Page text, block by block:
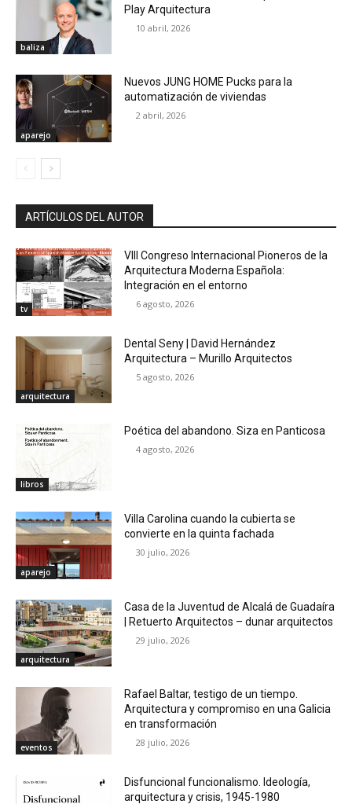
baliza
Play Arquitectura
10 abril, 2026
aparejo
Nuevos JUNG HOME Pucks para la
automatización de viviendas
2 abril, 2026
ARTÍCULOS DEL AUTOR
tv
VIII Congreso Internacional Pioneros de la
Arquitectura Moderna Española:
Integración en el entorno
6 agosto, 2026
arquitectura
Dental Seny | David Hernández
Arquitectura – Murillo Arquitectos
5 agosto, 2026
libros
Poética del abandono. Siza en Panticosa
4 agosto, 2026
aparejo
Villa Carolina cuando la cubierta se
convierte en la quinta fachada
30 julio, 2026
arquitectura
Casa de la Juventud de Alcalá de Guadaíra
| Retuerto Arquitectos – dunar arquitectos
29 julio, 2026
eventos
Rafael Baltar, testigo de un tiempo.
Arquitectura y compromiso en una Galicia
en transformación
28 julio, 2026
Disfuncional funcionalismo. Ideología,
arquitectura y crisis, 1945-1980